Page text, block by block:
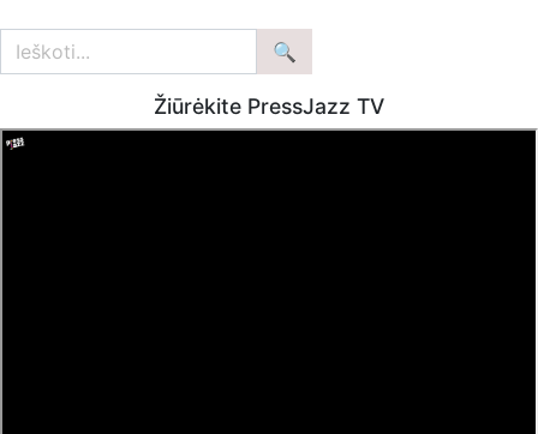
Žiūrėkite PressJazz TV